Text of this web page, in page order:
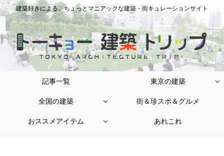
建築好きによる、ちょっとマニアックな建築・街キュレーションサイト
記事一覧 東京の建築
全国の建築 街＆珍スポ＆グルメ
おススメアイテム あれこれ